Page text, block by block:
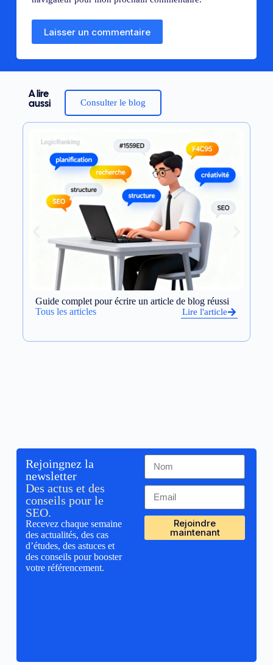
Laisser un commentaire
A lire
aussi
Consulter le blog
Guide complet pour écrire un article de blog réussi
Tous les articles
Lire l'article
Rejoingnez la
newsletter
Des actus et des
conseils pour le
SEO.
Recevez chaque semaine
des actualités, des cas
d’études, des astuces et
des conseils pour booster
votre référencement.
Rejoindre
maintenant